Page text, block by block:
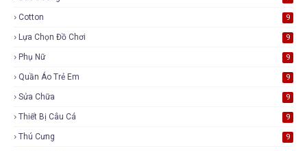
Cotton 9
Lựa Chọn Đồ Chơi 9
Phụ Nữ 9
Quần Áo Trẻ Em 9
Sửa Chữa 9
Thiết Bị Câu Cá 9
Thú Cưng 9